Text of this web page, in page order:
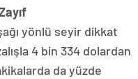
yönlü seyir dikkat
4 bin 334 dolardan
da yüzde